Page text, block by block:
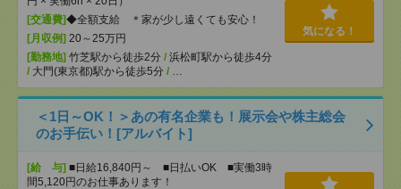
[交通費]◆全額支給 ＊家が少し遠くても安心！
[月収例] 20～25万円
[勤務地] 竹芝駅から徒歩2分 / 浜松町駅から徒歩4分
/ 大門(東京都)駅から徒歩5分 / …
気になる！
＜1日～OK！＞あの有名企業も！展示会や株主総会
のお手伝い！[アルバイト]
[給 与] ■日給16,840円～ ■日払いOK ■実働3時
間5,120円のお仕事あります！